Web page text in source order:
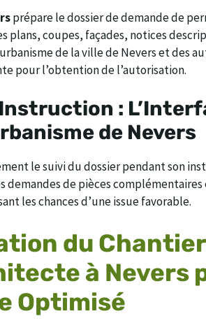
prépare le dossier de demande de
plans, coupes, façades, notices
de la ville de Nevers et des
pour l’obtention de l’autorisation.
:
de Nevers
le suivi du dossier pendant son
demandes de pièces
les chances d’une issue favorable.
du Chantier
à Nevers
Optimisé